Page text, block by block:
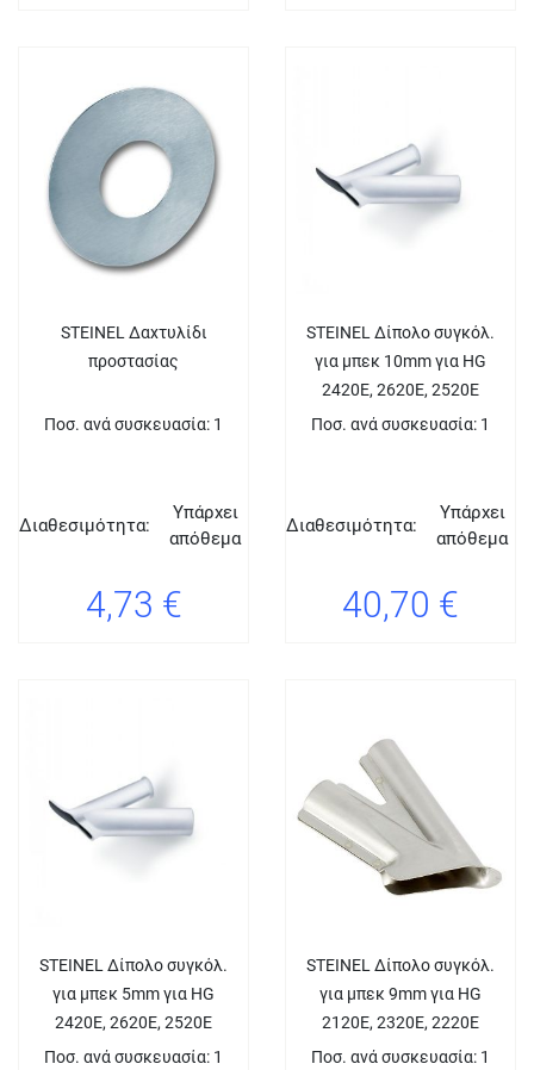
STEINEL Δαχτυλίδι
προστασίας
Ποσ. ανά συσκευασία: 1
Διαθεσιμότητα:
Υπάρχει
απόθεμα
4,73 €
STEINEL Δίπολο συγκόλ.
για μπεκ 10mm για HG
2420E, 2620E, 2520E
Ποσ. ανά συσκευασία: 1
Διαθεσιμότητα:
Υπάρχει
απόθεμα
40,70 €
STEINEL Δίπολο συγκόλ.
για μπεκ 5mm για HG
2420E, 2620E, 2520E
Ποσ. ανά συσκευασία: 1
STEINEL Δίπολο συγκόλ.
για μπεκ 9mm για HG
2120E, 2320E, 2220E
Ποσ. ανά συσκευασία: 1